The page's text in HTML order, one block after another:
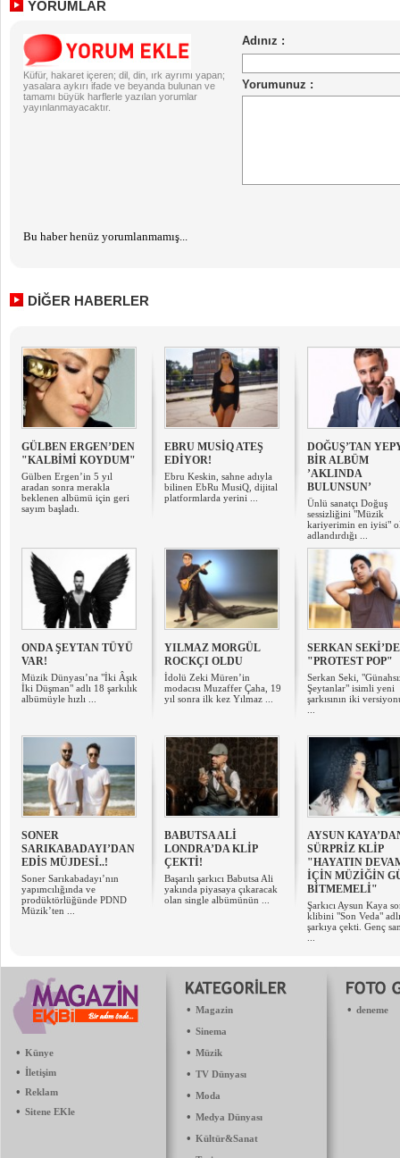
YORUMLAR
Küfür, hakaret içeren; dil, din, ırk ayrımı yapan;
yasalara aykırı ifade ve beyanda bulunan ve
tamamı büyük harflerle yazılan yorumlar
yayınlanmayacaktır.
Bu haber henüz yorumlanmamış...
DİĞER HABERLER
GÜLBEN ERGEN’DEN
"KALBİMİ KOYDUM"
Gülben Ergen’in 5 yıl
aradan sonra merakla
beklenen albümü için geri
sayım başladı.
EBRU MUSİQ ATEŞ
EDİYOR!
Ebru Keskin, sahne adıyla
bilinen EbRu MusiQ, dijital
platformlarda yerini ...
DOĞUŞ’TAN
BİR ALBÜM
’AKLINDA
BULUNSUN’
Ünlü sanatçı Doğuş
sessizliğini "Müzik
kariyerimin en iyisi"
adlandırdığı ...
ONDA ŞEYTAN TÜYÜ
VAR!
Müzik Dünyası’na "İki Âşık
İki Düşman" adlı 18 şarkılık
albümüyle hızlı ...
YILMAZ MORGÜL
ROCKÇI OLDU
İdolü Zeki Müren’in
modacısı Muzaffer Çaha, 19
yıl sonra ilk kez Yılmaz ...
SERKAN
"PROTEST POP"
Serkan Seki,
Şeytanlar" isimli yeni
şarkısının iki
SONER
SARIKABADAYI’DAN
EDİS MÜJDESİ..!
Soner Sarıkabadayı’nın
yapımcılığında ve
prodüktörlüğünde PDND
Müzik’ten ...
BABUTSA ALİ
LONDRA’DA KLİP
ÇEKTİ!
Başarılı şarkıcı Babutsa Ali
yakında piyasaya çıkaracak
olan single albümünün ...
AYSUN
SÜRPRİZ KLİP
"HAYATIN
İÇİN MÜZİĞİN
BİTMEMELİ"
Şarkıcı Aysun Kaya
klibini "Son Veda" adlı
şarkıya çekti. Genç
• Künye
• İletişim
• Reklam
• Sitene EKle
• Magazin
• Sinema
• Müzik
• TV Dünyası
• Moda
• Medya Dünyası
• Kültür&Sanat
• deneme